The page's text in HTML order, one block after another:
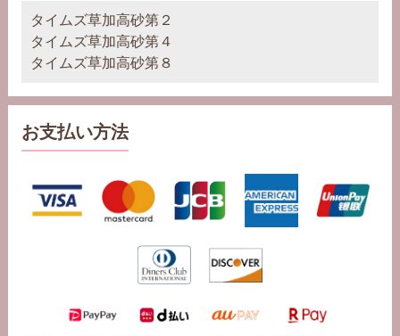
タイムズ草加高砂第２
タイムズ草加高砂第４
タイムズ草加高砂第８
お支払い方法